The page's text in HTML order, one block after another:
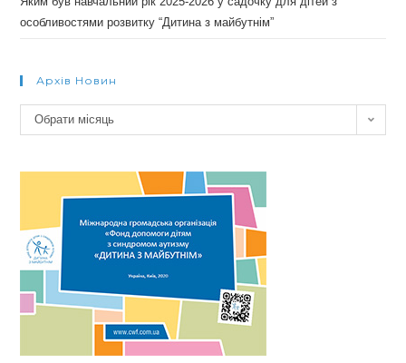
особливостями розвитку “Дитина з майбутнім”
Архів Новин
Архів
новин
Обрати місяць